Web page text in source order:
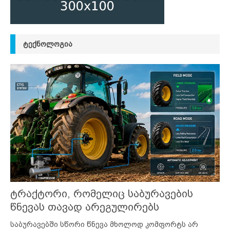
ᲢᲔᲥᲜᲝᲚᲝᲒᲘᲐ
ტრაქტორი, რომელიც საბურავების
წნევას თავად არეგულირებს
საბურავებში სწორი წნევა მხოლოდ კომფორტს არ